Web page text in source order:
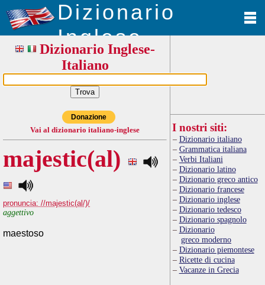
Dizionario
Inglese
Dizionario Inglese-
Italiano
Donazione
Vai al dizionario italiano-inglese
majestic(al)
pronuncia: //majestic(al/)/
aggettivo
maestoso
I nostri siti:
Dizionario italiano
Grammatica italiana
Verbi Italiani
Dizionario latino
Dizionario greco antico
Dizionario francese
Dizionario inglese
Dizionario tedesco
Dizionario spagnolo
Dizionario
greco moderno
Dizionario piemontese
Ricette di cucina
Vacanze in Grecia